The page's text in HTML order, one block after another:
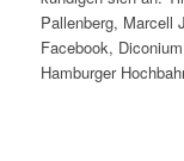
Pallenberg, Marcell
Facebook,
Hamburger